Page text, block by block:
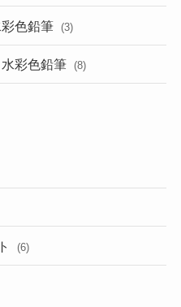
色鉛筆 (3)
彩色鉛筆 (8)
(6)